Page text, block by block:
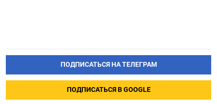
ПОДПИСАТЬСЯ НА ТЕЛЕГРАМ
ПОДПИСАТЬСЯ В GOOGLE